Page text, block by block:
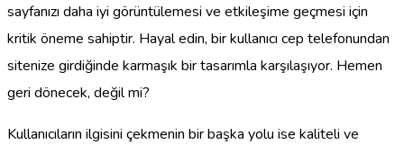
sayfanızı daha iyi görüntülemesi ve etkileşime geçmesi için
kritik öneme sahiptir. Hayal edin, bir kullanıcı cep telefonundan
sitenize girdiğinde karmaşık bir tasarımla karşılaşıyor. Hemen
geri dönecek, değil mi?
Kullanıcıların ilgisini çekmenin bir başka yolu ise kaliteli ve